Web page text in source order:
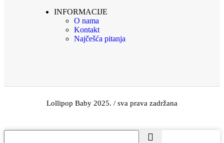
INFORMACIJE
O nama
Kontakt
Najčešća pitanja
Lollipop Baby 2025. / sva prava zadržana